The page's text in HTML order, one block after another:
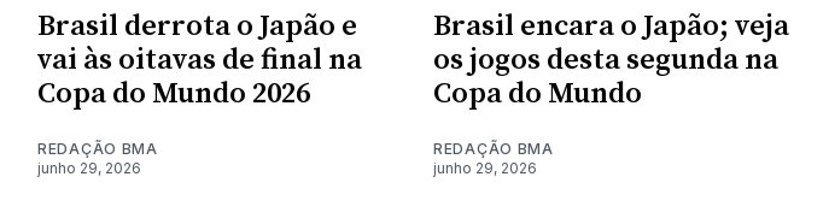
Brasil derrota o Japão e
vai às oitavas de final na
Copa do Mundo 2026
REDAÇÃO BMA
junho 29, 2026
Brasil encara o Japão; veja
os jogos desta segunda na
Copa do Mundo
REDAÇÃO BMA
junho 29, 2026